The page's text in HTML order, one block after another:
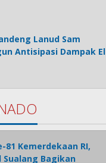
Lanud Sam
Antisipasi Dampak El
81 Kemerdekaan RI,
Sualang Bagikan